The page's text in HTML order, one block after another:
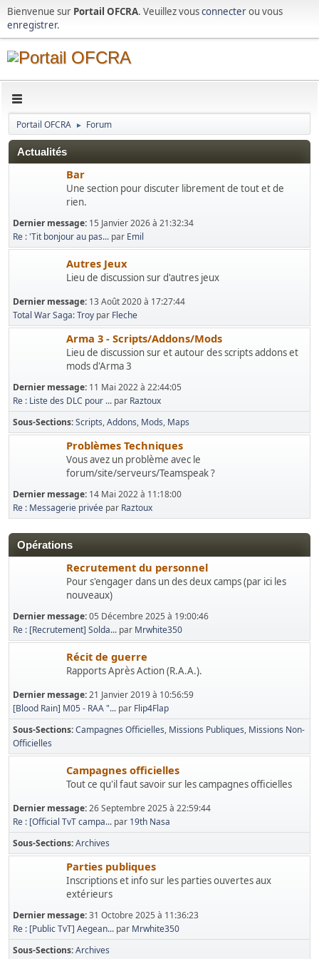
Bienvenue sur Portail OFCRA. Veuillez vousconnecterou vous
enregistrer.
Portail OFCRA ► Forum
Actualités
Bar
Une section pour discuter librement de tout et de
rien.
Dernier message: 15 Janvier 2026 à 21:32:34
Re : 'Tit bonjour au pas... par Emil
Autres Jeux
Lieu de discussion sur d'autres jeux
Dernier message: 13 Août 2020 à 17:27:44
Total War Saga: Troy par Fleche
Arma 3 - Scripts/Addons/Mods
Lieu de discussion sur et autour des scripts addons et
mods d'Arma 3
Dernier message: 11 Mai 2022 à 22:44:05
Re : Liste des DLC pour ... par Raztoux
Sous-Sections Scripts Addons Mods Maps
Problèmes Techniques
Vous avez un problème avec le
forum/site/serveurs/Teamspeak ?
Dernier message: 14 Mai 2022 à 11:18:00
Re : Messagerie privée par Raztoux
Opérations
Recrutement du personnel
Pour s'engager dans un des deux camps (par ici les
nouveaux)
Dernier message:05 Décembre 2025 à 19:00:46
Re : [Recrutement] Solda... par Mrwhite350
Récit de guerre
Rapports Après Action (R.A.A.).
Dernier message:21 Janvier 2019 à 10:56:59
[Blood Rain] M05 - RAA "... par Flip4Flap
Sous-Sections Campagnes Officielles Missions Publiques Missions Non-
Officielles
Campagnes officielles
Tout ce qu'il faut savoir sur les campagnes officielles
Dernier message:26 Septembre 2025 à 22:59:44
Re : [Official TvT campa... par 19th Nasa
Sous-Sections Archives
Parties publiques
Inscriptions et info sur les parties ouvertes aux
extérieurs
Dernier message:31 Octobre 2025 à 11:36:23
Re : [Public TvT] Aegean... par Mrwhite350
Sous-Sections Archives